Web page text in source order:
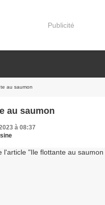
Publicité
au saumon
au saumon
à 08:37